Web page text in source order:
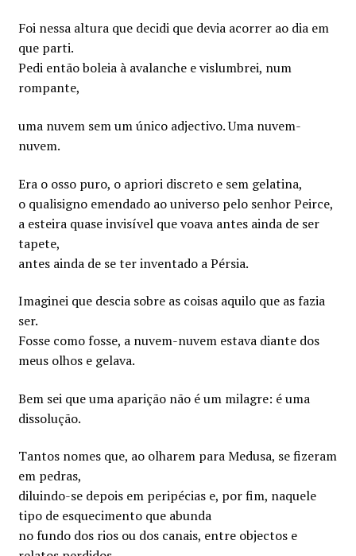
Foi nessa altura que decidi que devia acorrer ao dia em
que parti.
Pedi então boleia à avalanche e vislumbrei, num
rompante,
uma nuvem sem um único adjectivo. Uma nuvem-
nuvem.
Era o osso puro, o apriori discreto e sem gelatina,
o qualisigno emendado ao universo pelo senhor Peirce,
a esteira quase invisível que voava antes ainda de ser
tapete,
antes ainda de se ter inventado a Pérsia.
Imaginei que descia sobre as coisas aquilo que as fazia
ser.
Fosse como fosse, a nuvem-nuvem estava diante dos
meus olhos e gelava.
Bem sei que uma aparição não é um milagre: é uma
dissolução.
Tantos nomes que, ao olharem para Medusa, se fizeram
em pedras,
diluindo-se depois em peripécias e, por fim, naquele
tipo de esquecimento que abunda
no fundo dos rios ou dos canais, entre objectos e